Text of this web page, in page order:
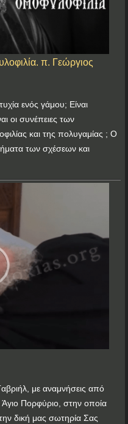
π. Γεώργιος
ενός γάμου; Είναι
οι συνέπειες των
και της πολυγαμίας ; Ο
των σχέσεων και
με αναμνήσεις από
Άγιο Πορφύριο, στην οποία
την δική μας σωτηρία Σας